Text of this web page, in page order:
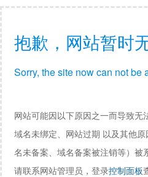
抱歉，网站暂时
Sorry, the site now can not be
网站可能因以下原因之一而导致无
域名未绑定、网站过期 以及其他
名未备案、域名备案被注销等）被
请联系网站管理员，登录控制面板